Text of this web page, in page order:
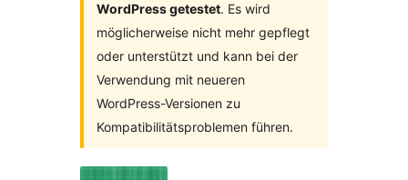
WordPress getestet. Es wird
möglicherweise nicht mehr gepflegt
oder unterstützt und kann bei der
Verwendung mit neueren
WordPress-Versionen zu
Kompatibilitätsproblemen führen.